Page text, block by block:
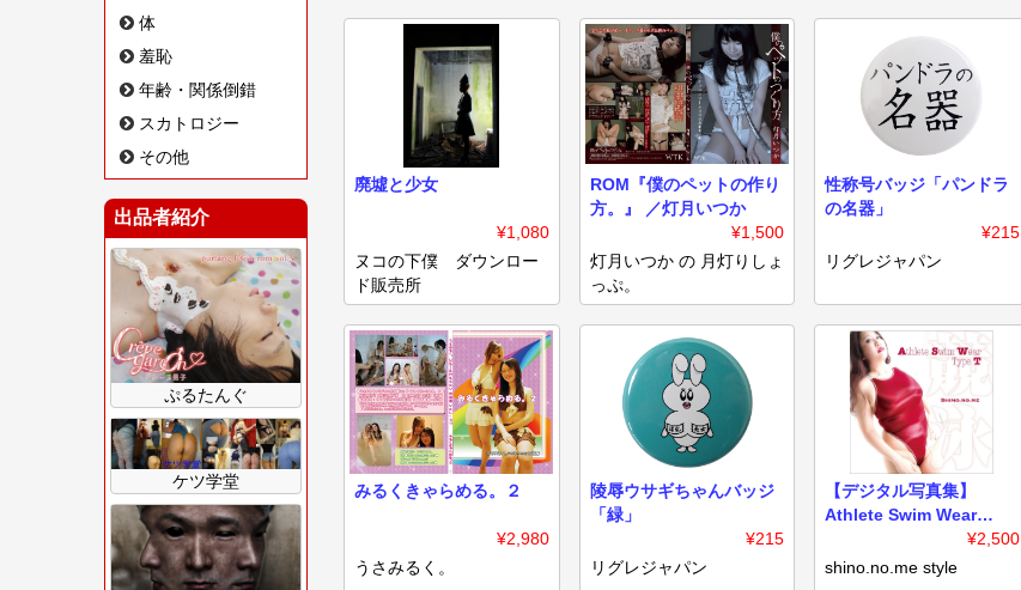
体
羞恥
年齢・関係倒錯
スカトロジー
その他
出品者紹介
ぷるたんぐ
ケツ学堂
廃墟と少女
¥1,080
ヌコの下僕 ダウンロー
ド販売所
ROM『僕のペットの作り
方。』 ／灯月いつか
¥1,500
灯月いつか の 月灯りしょ
っぷ。
性称号バッジ「パンドラ
の名器」
¥215
リグレジャパン
みるくきゃらめる。２
¥2,980
うさみるく。
陵辱ウサギちゃんバッジ
「緑」
¥215
リグレジャパン
【デジタル写真集】
Athlete Swim Wear
¥2,500
shino.no.me style